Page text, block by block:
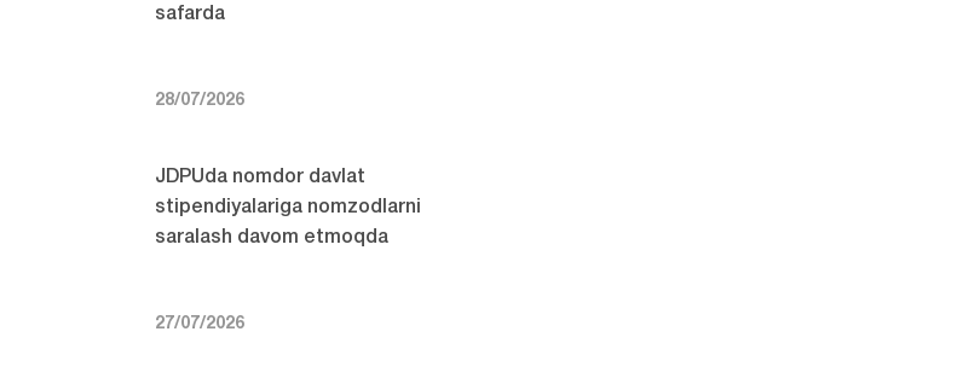
safarda
28/07/2026
JDPUda nomdor davlat
stipendiyalariga nomzodlarni
saralash davom etmoqda
27/07/2026